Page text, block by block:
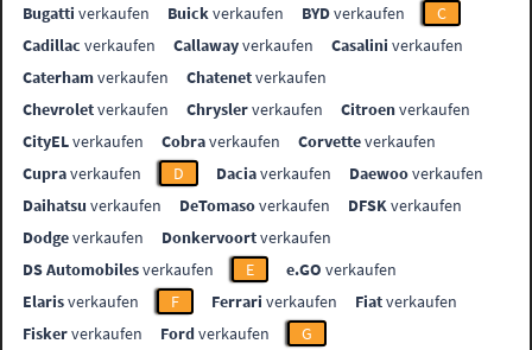
Bugatti verkaufen Buickverkaufen BYDverkaufen
C
Cadillac verkaufen Callawayverkaufen Casalini verkaufen
Caterhamverkaufen Chatenetverkaufen
Chevroletverkaufen Chryslerverkaufen Citroenverkaufen
CityELverkaufen Cobraverkaufen Corvetteverkaufen
Cupraverkaufen D Daciaverkaufen Daewooverkaufen
Daihatsu verkaufen DeTomasoverkaufen DFSKverkaufen
Dodgeverkaufen Donkervoortverkaufen
DS Automobilesverkaufen E e.GO verkaufen
Elarisverkaufen F Ferrari verkaufen Fiatverkaufen
Fiskerverkaufen Fordverkaufen
G